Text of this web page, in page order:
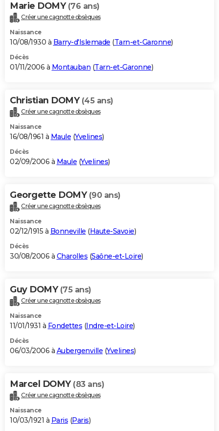
Marie DOMY (76 ans)
Créer une cagnotte obsèques
Naissance
10/08/1930 à Barry-d'Islemade (Tarn-et-Garonne)
Décès
01/11/2006 à Montauban (Tarn-et-Garonne)
Christian DOMY (45 ans)
Créer une cagnotte obsèques
Naissance
16/08/1961 à Maule (Yvelines)
Décès
02/09/2006 à Maule (Yvelines)
Georgette DOMY (90 ans)
Créer une cagnotte obsèques
Naissance
02/12/1915 à Bonneville (Haute-Savoie)
Décès
30/08/2006 à Charolles (Saône-et-Loire)
Guy DOMY (75 ans)
Créer une cagnotte obsèques
Naissance
11/01/1931 à Fondettes (Indre-et-Loire)
Décès
06/03/2006 à Aubergenville (Yvelines)
Marcel DOMY (83 ans)
Créer une cagnotte obsèques
Naissance
10/03/1921 à Paris (Paris)